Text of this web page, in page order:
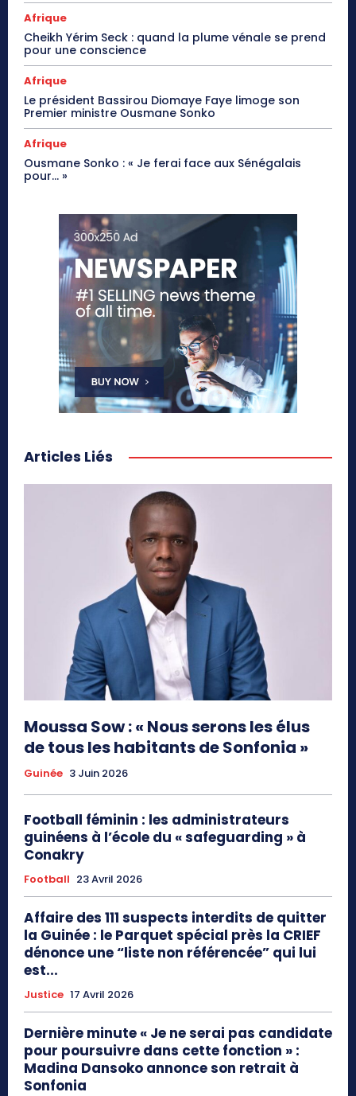
Afrique
Cheikh Yérim Seck : quand la plume vénale se prend
pour une conscience
Afrique
Le président Bassirou Diomaye Faye limoge son
Premier ministre Ousmane Sonko
Afrique
Ousmane Sonko : « Je ferai face aux Sénégalais
pour… »
Articles Liés
Moussa Sow : « Nous serons les élus
de tous les habitants de Sonfonia »
Guinée 3 Juin 2026
Football féminin : les administrateurs
guinéens à l’école du « safeguarding » à
Conakry
Football 23 Avril 2026
Affaire des 111 suspects interdits de quitter
la Guinée : le Parquet spécial près la CRIEF
dénonce une “liste non référencée” qui lui
est...
Justice 17 Avril 2026
Dernière minute « Je ne serai pas candidate
pour poursuivre dans cette fonction » :
Madina Dansoko annonce son retrait à
Sonfonia